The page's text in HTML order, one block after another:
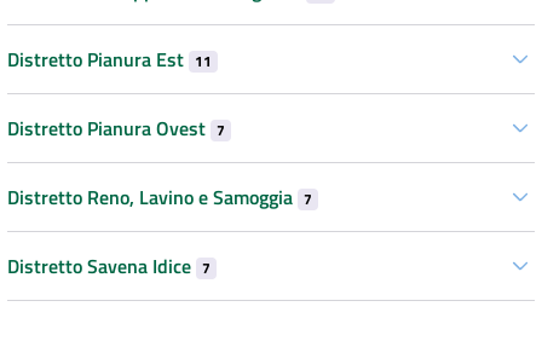
Distretto Pianura Est 11
Distretto Pianura Ovest 7
Distretto Reno, Lavino e Samoggia 7
Distretto Savena Idice 7